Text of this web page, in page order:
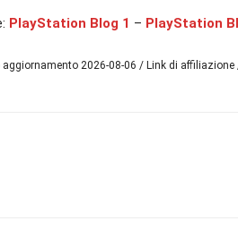
PlayStation Blog 1 – PlayStation
2026-08-06 / Link di